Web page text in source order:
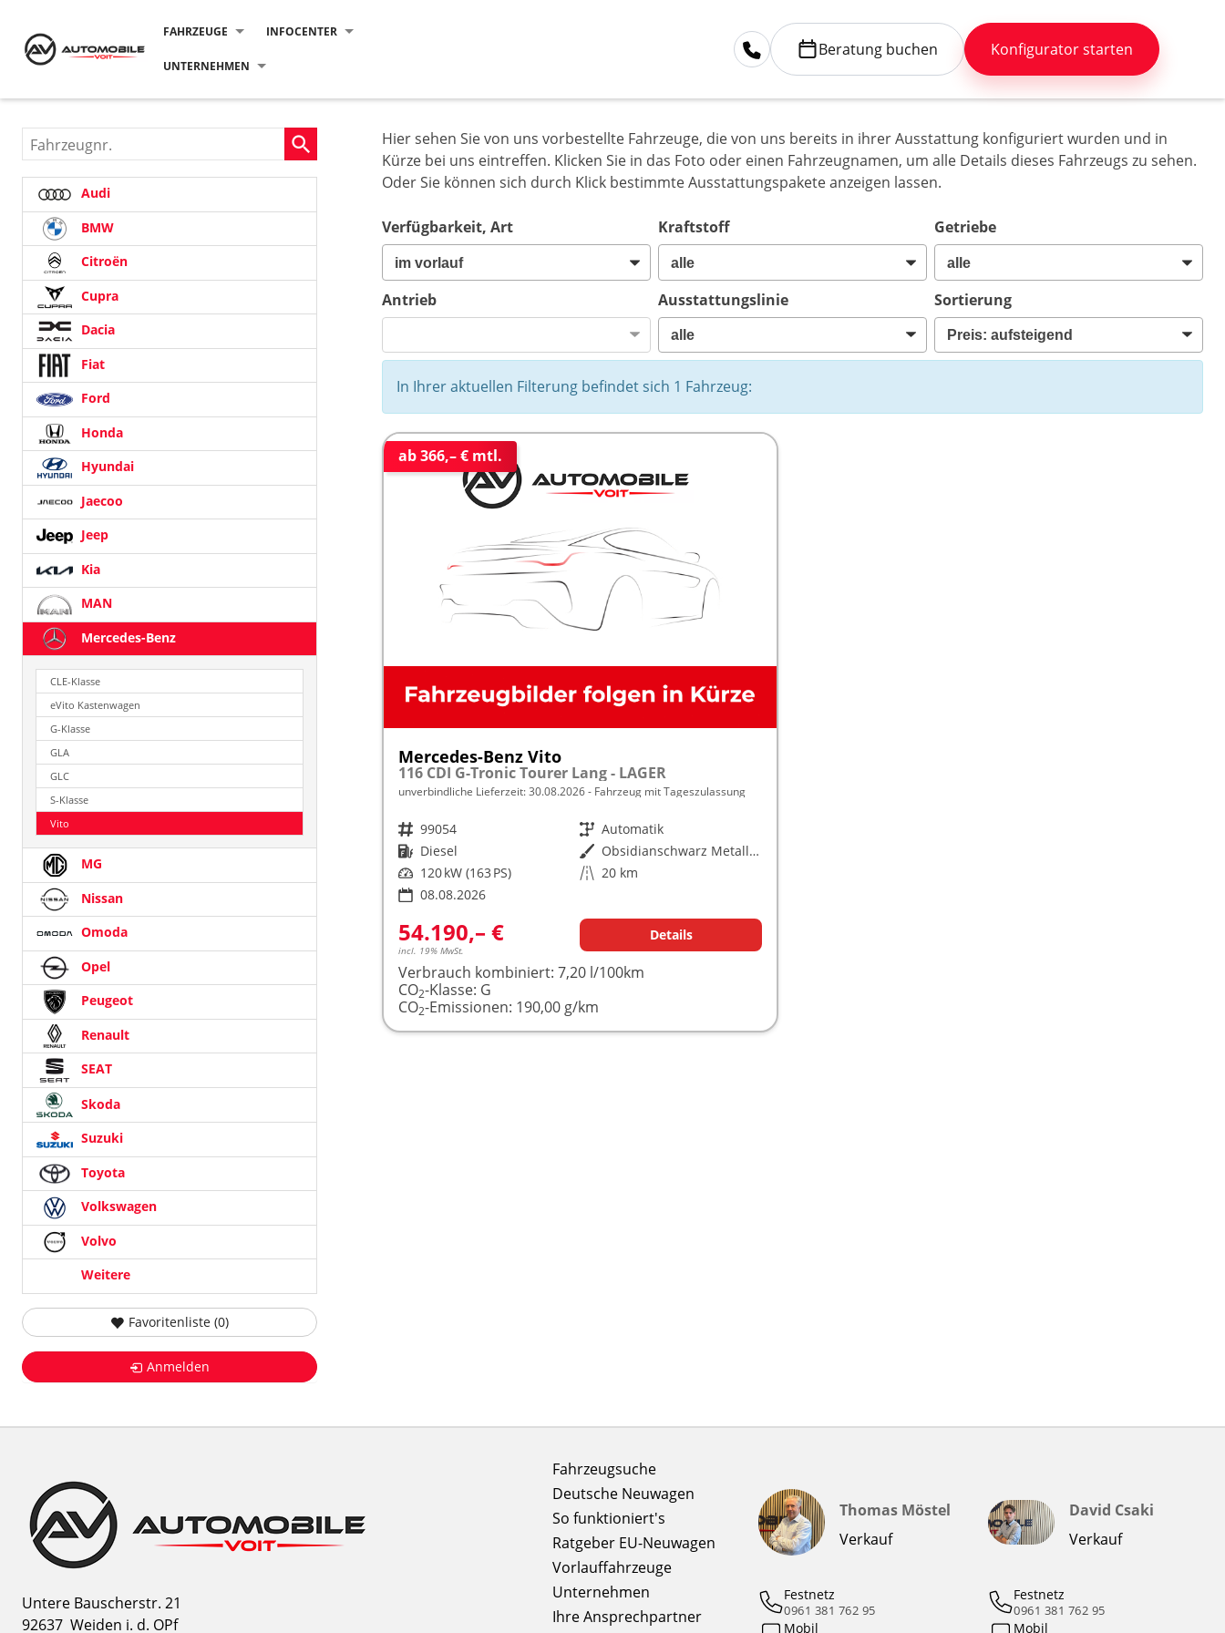
FAHRZEUGE INFOCENTER
UNTERNEHMEN
Beratung buchen Konfigurator starten
Hier sehen Sie von uns vorbestellte Fahrzeuge, die von uns bereits in ihrer Ausstattung konfiguriert wurden und in
Kürze bei uns eintreffen. Klicken Sie in das Foto oder einen Fahrzeugnamen, um alle Details dieses Fahrzeugs zu sehen.
Oder Sie können sich durch Klick bestimmte Ausstattungspakete anzeigen lassen.
Verfügbarkeit, Art Kraftstoff Getriebe
Antrieb Ausstattungslinie Sortierung
In Ihrer aktuellen Filterung befindet sich 1 Fahrzeug:
ab 366,– € mtl.
Mercedes-Benz Vito
116 CDI G-Tronic Tourer Lang - LAGER
unverbindliche Lieferzeit:30.08.2026 Fahrzeug mit Tageszulassung
Fahrzeugnr. 99054 Getriebe Automatik
Kraftstoff Diesel Außenfarbe
Obsidianschwarz Metallic ()
Leistung 120 kW (163 PS) Kilometerstand 20 km
08.08.2026
54.190,– €
incl. 19% MwSt.
Details
Verbrauch kombiniert:7,20 l/100km
CO2-Klasse: G
CO2-Emissionen: 190,00 g/km
Fahrzeugnr.
Audi
BMW
Citroën
Cupra
Dacia
Fiat
Ford
Honda
Hyundai
Jaecoo
Jeep
Kia
MAN
Mercedes-Benz
CLE-Klasse
eVito Kastenwagen
G-Klasse
GLA
GLC
S-Klasse
Vito
MG
Nissan
Omoda
Opel
Peugeot
Renault
SEAT
Skoda
Suzuki
Toyota
Volkswagen
Volvo
Weitere
Favoritenliste (0)
Anmelden
Untere Bauscherstr. 21
92637 Weiden i. d. OPf
Fahrzeugsuche
Deutsche Neuwagen
So funktioniert's
Ratgeber EU-Neuwagen
Vorlauffahrzeuge
Unternehmen
Ihre Ansprechpartner
Thomas Möstel
Verkauf
Festnetz
0961 381 762 95
Mobil
David Csaki
Verkauf
Festnetz
0961 381 762 95
Mobil